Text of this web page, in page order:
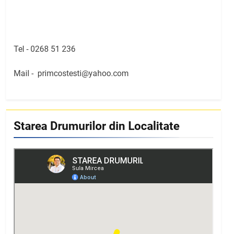
Tel - 0268 51 236
Mail - primcostesti@yahoo.com
Starea Drumurilor din Localitate